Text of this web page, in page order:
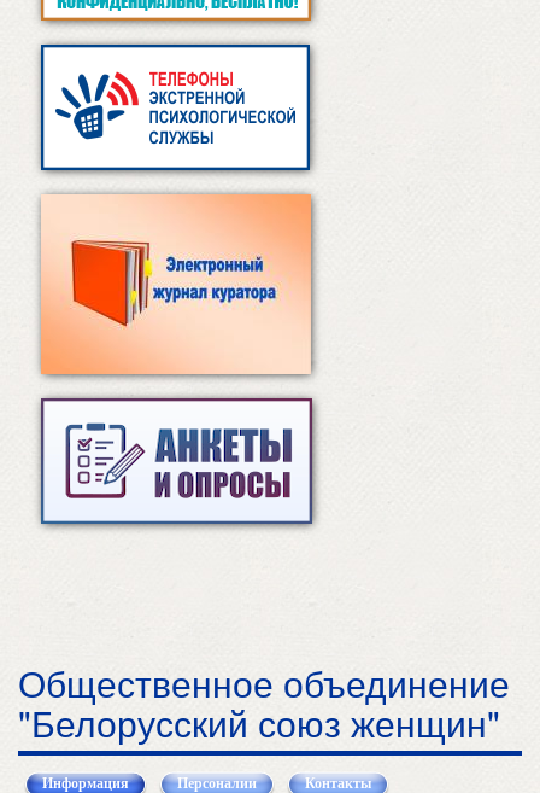
Общественное объединение
"Белорусский союз женщин"
Информация(активная вкладка)
Персоналии Контакты